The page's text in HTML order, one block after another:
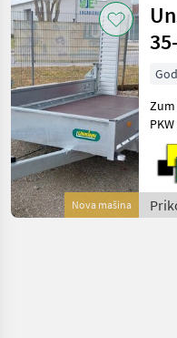
Kategorija 4
TRENUTNA
PUTANJA
Poljoprivredna
tehnika
Prikolice I
Transportna
Vozila
Ostale
Resetuj
Prikaži 1
rezultata
Nova mašina
Zum
1.800